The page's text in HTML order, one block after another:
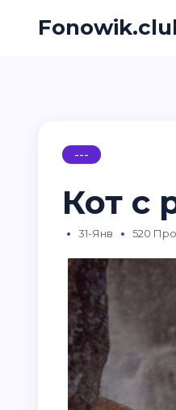
---
Кот с
31-Янв 520